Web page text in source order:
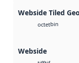
Webside Tiled
octetbin
Webside